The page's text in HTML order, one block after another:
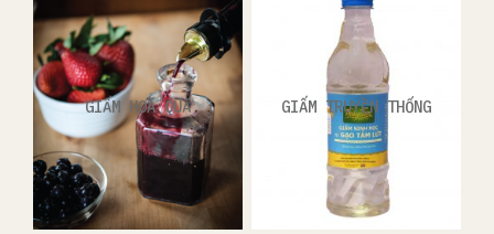
GIẤM HOA QUẢ GIẤM TRUYỀN THỐNG